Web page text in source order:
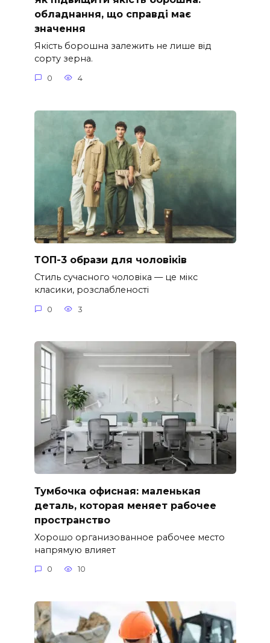
обладнання, що справді має
значення
Якість борошна залежить не лише від
сорту зерна.
0 4
ТОП-3 образи для чоловіків
Стиль сучасного чоловіка — це мікс
класики, розслабленості
0 3
Тумбочка офисная: маленькая
деталь, которая меняет рабочее
пространство
Хорошо организованное рабочее место
напрямую влияет
0 10